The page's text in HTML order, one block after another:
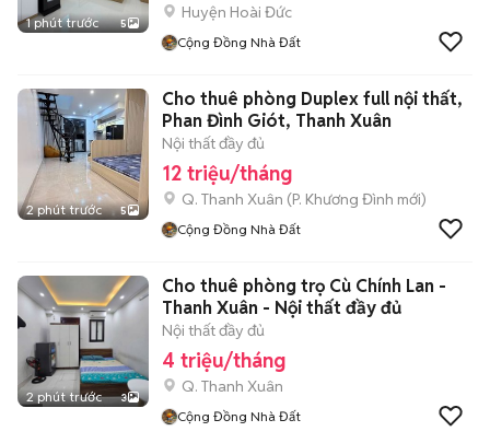
1 phút trước 5
Huyện Hoài Đức
Cộng Đồng Nhà Đất
2 phút trước 5
Cho thuê phòng Duplex full nội thất,
Phan Đình Giót, Thanh Xuân
Nội thất đầy đủ
12 triệu/tháng
Q. Thanh Xuân (P. Khương Đình mới)
Cộng Đồng Nhà Đất
2 phút trước 3
Cho thuê phòng trọ Cù Chính Lan -
Thanh Xuân - Nội thất đầy đủ
Nội thất đầy đủ
4 triệu/tháng
Q. Thanh Xuân
Cộng Đồng Nhà Đất